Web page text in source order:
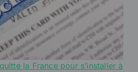
la France pour s’installer à